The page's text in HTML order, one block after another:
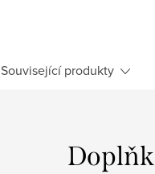
Související produkty